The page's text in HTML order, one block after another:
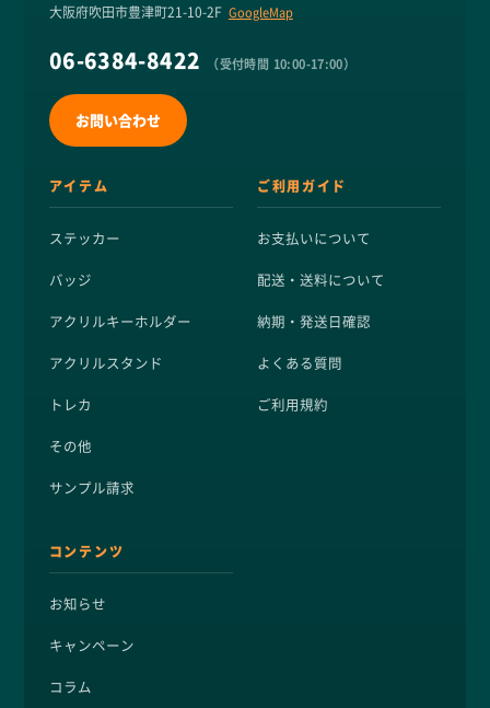
大阪府吹田市豊津町21-10-2F GoogleMap
06-6384-8422 （受付時間 10:00-17:00）
お問い合わせ
アイテム
ステッカー
バッジ
アクリルキーホルダー
アクリルスタンド
トレカ
その他
サンプル請求
ご利用ガイド
お支払いについて
配送・送料について
納期・発送日確認
よくある質問
ご利用規約
コンテンツ
お知らせ
キャンペーン
コラム